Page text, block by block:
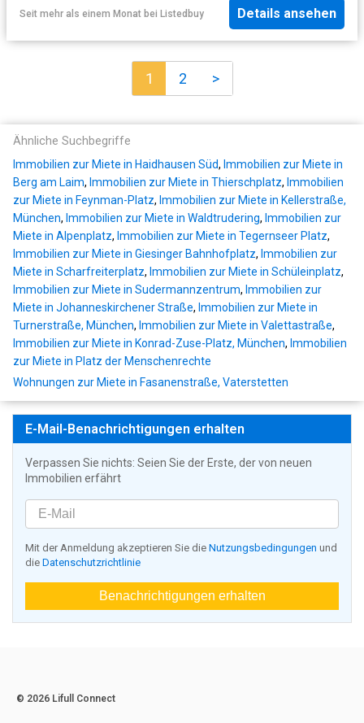
Seit mehr als einem Monat bei Listedbuy Details ansehen
1 2 >
Ähnliche Suchbegriffe
Immobilien zur Miete in Haidhausen Süd, Immobilien zur Miete in
Berg am Laim, Immobilien zur Miete in Thierschplatz, Immobilien
zur Miete in Feynman-Platz, Immobilien zur Miete in Kellerstraße,
München, Immobilien zur Miete in Waldtrudering, Immobilien zur
Miete in Alpenplatz, Immobilien zur Miete in Tegernseer Platz,
Immobilien zur Miete in Giesinger Bahnhofplatz, Immobilien zur
Miete in Scharfreiterplatz, Immobilien zur Miete in Schüleinplatz,
Immobilien zur Miete in Sudermannzentrum, Immobilien zur
Miete in Johanneskirchener Straße, Immobilien zur Miete in
Turnerstraße, München, Immobilien zur Miete in Valettastraße,
Immobilien zur Miete in Konrad-Zuse-Platz, München, Immobilien
zur Miete in Platz der Menschenrechte
Wohnungen zur Miete in Fasanenstraße, Vaterstetten
E-Mail-Benachrichtigungen erhalten
Verpassen Sie nichts: Seien Sie der Erste, der von neuen
Immobilien erfährt
Mit der Anmeldung akzeptieren Sie die Nutzungsbedingungen und
die Datenschutzrichtlinie
Benachrichtigungen erhalten
© 2026 Lifull Connect